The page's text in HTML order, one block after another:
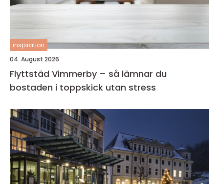
inspiration
04. August 2026
Flyttstäd Vimmerby – så lämnar du
bostaden i toppskick utan stress